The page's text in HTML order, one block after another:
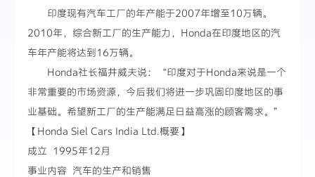
印度现有汽车工厂的年产能于2007年增至10万辆。
2010年，综合新工厂的生产能力，Honda在印度地区的汽
车年产能将达到16万辆。
Honda社长福井威夫说：“印度对于Honda来说是一个
非常重要的市场资源，今后我们将进一步巩固印度地区的事
业基础。希望新工厂的生产能满足日益高涨的顾客需求。”
【Honda Siel Cars India Ltd.概要】
成立 1995年12月
事业内容 汽车的生产和销售